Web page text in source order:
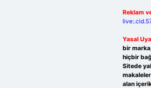
Reklam
Yasal
bir
hiçbir
Sitede
alan